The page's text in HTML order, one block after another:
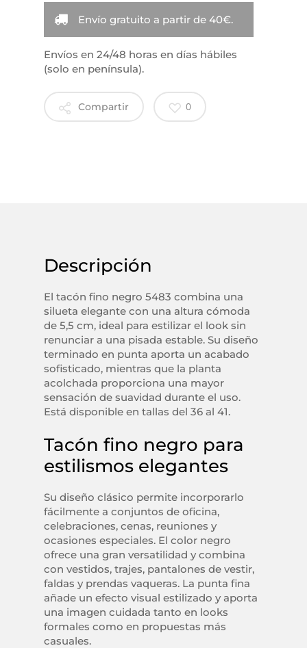
Envío gratuito a partir de 40€.
Envíos en 24/48 horas en días hábiles
(solo en península).
Compartir 0
Descripción
El tacón fino negro 5483 combina una
silueta elegante con una altura cómoda
de 5,5 cm, ideal para estilizar el look sin
renunciar a una pisada estable. Su diseño
terminado en punta aporta un acabado
sofisticado, mientras que la planta
acolchada proporciona una mayor
sensación de suavidad durante el uso.
Está disponible en tallas del 36 al 41.
Tacón fino negro para
estilismos elegantes
Su diseño clásico permite incorporarlo
fácilmente a conjuntos de oficina,
celebraciones, cenas, reuniones y
ocasiones especiales. El color negro
ofrece una gran versatilidad y combina
con vestidos, trajes, pantalones de vestir,
faldas y prendas vaqueras. La punta fina
añade un efecto visual estilizado y aporta
una imagen cuidada tanto en looks
formales como en propuestas más
casuales.